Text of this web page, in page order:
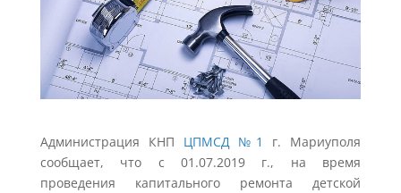
Администрация КНП ЦПМСД №1
г. Мариуполя
сообщает, что с 01.07.2019 г., на время
проведения капитального ремонта детской